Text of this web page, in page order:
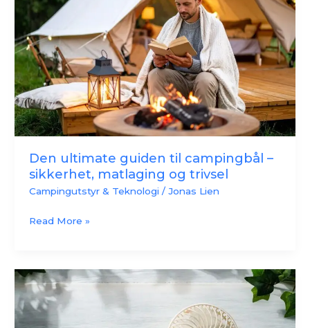
Den ultimate guiden til campingbål –
sikkerhet, matlaging og trivsel
Campingutstyr & Teknologi / Jonas Lien
til
campingbål
–
sikkerhet,
matlaging
og
trivsel
Read More »
Bærbar
campingvifte:
Komfort